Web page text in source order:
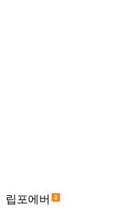
립포에버